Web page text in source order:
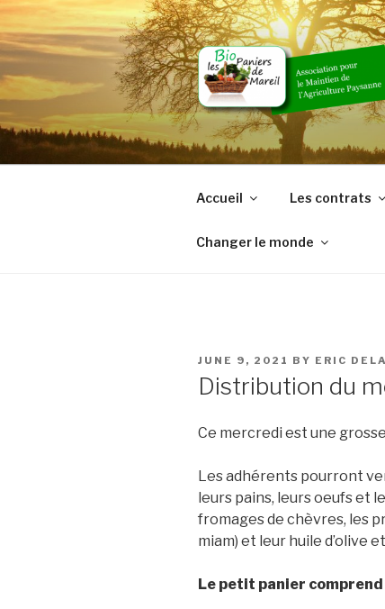
Skip
to
content
Accueil Les contrats
Changer le monde
POSTED
JUNE 9, 2021 BY ERIC
Distribution du
Ce mercredi est une
Les adhérents pourront
leurs pains, leurs oeufs et
fromages de chèvres, les
miam) et leur huile d’olive
Le petit panier comprend